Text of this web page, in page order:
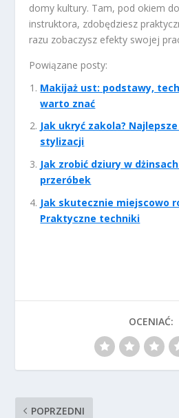
domy kultury. Tam, pod okiem
instruktora, zdobędziesz
razu zobaczysz efekty swojej
Powiązane posty:
Makijaż ust: podstawy,
warto znać
Jak ukryć zakola?
stylizacji
Jak zrobić dziury w
przeróbek
Jak skutecznie miejscowo
Praktyczne techniki
OCENIAĆ:
POPRZEDNI